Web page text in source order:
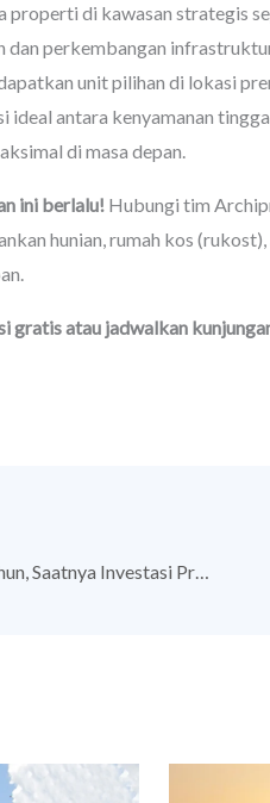
properti di kawasan strategis
perkembangan
unit pilihan di lokasi
antara kenyamanan
di masa depan.
ini berlalu!Hubungi tim
hunian, rumah kos
gratis atau jadwalkan